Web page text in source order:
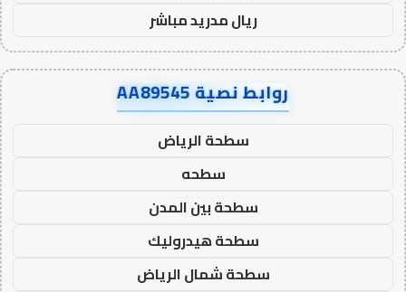
ريال مدريد مباشر
روابط نصية AA89545
سطحة الرياض
سطحه
سطحة بين المدن
سطحة هيدروليك
سطحة شمال الرياض